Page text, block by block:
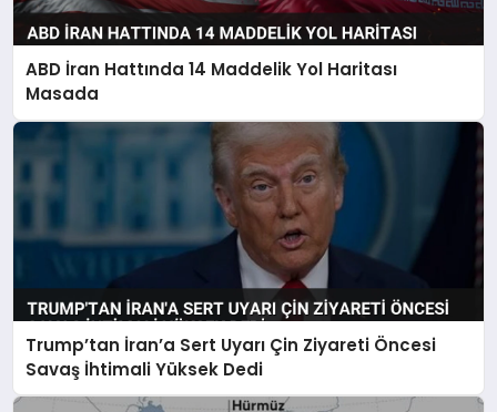
ABD İran Hattında 14 Maddelik Yol Haritası
Masada
Trump’tan İran’a Sert Uyarı Çin Ziyareti Öncesi
Savaş İhtimali Yüksek Dedi